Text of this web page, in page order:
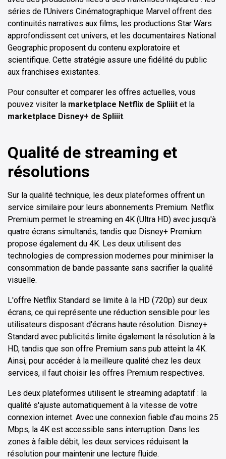
séries de l'Univers Cinématographique Marvel offrent des
continuités narratives aux films, les productions Star Wars
approfondissent cet univers, et les documentaires National
Geographic proposent du contenu exploratoire et
scientifique. Cette stratégie assure une fidélité du public
aux franchises existantes.
Pour consulter et comparer les offres actuelles, vous
pouvez visiter la marketplace Netflix de Spliiit et la
marketplace Disney+ de Spliiit.
Qualité de streaming et
résolutions
Sur la qualité technique, les deux plateformes offrent un
service similaire pour leurs abonnements Premium. Netflix
Premium permet le streaming en 4K (Ultra HD) avec jusqu'à
quatre écrans simultanés, tandis que Disney+ Premium
propose également du 4K. Les deux utilisent des
technologies de compression modernes pour minimiser la
consommation de bande passante sans sacrifier la qualité
visuelle.
L'offre Netflix Standard se limite à la HD (720p) sur deux
écrans, ce qui représente une réduction sensible pour les
utilisateurs disposant d'écrans haute résolution. Disney+
Standard avec publicités limite également la résolution à la
HD, tandis que son offre Premium sans pub atteint la 4K.
Ainsi, pour accéder à la meilleure qualité chez les deux
services, il faut choisir les offres Premium respectives.
Les deux plateformes utilisent le streaming adaptatif : la
qualité s'ajuste automatiquement à la vitesse de votre
connexion internet. Avec une connexion fiable d'au moins 25
Mbps, la 4K est accessible sans interruption. Dans les
zones à faible débit, les deux services réduisent la
résolution pour maintenir une lecture fluide.